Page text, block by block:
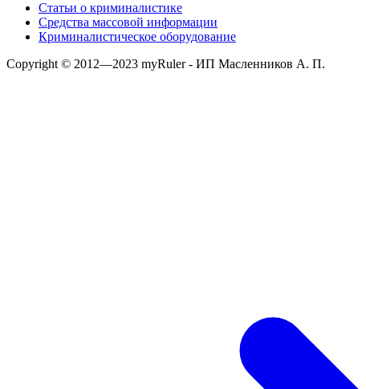
Статьи о криминалистике
Средства массовой информации
Криминалистическое оборудование
Copyright © 2012—2023 myRuler - ИП Масленников А. П.